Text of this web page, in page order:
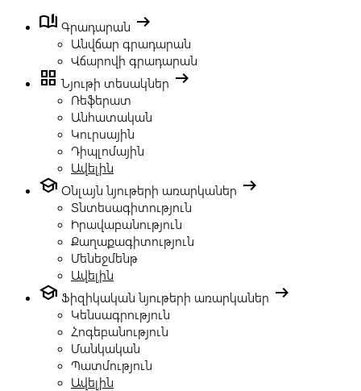
book_ribbon Գրադարան arrow_right_alt
Անվճար գրադարան
Վճարովի գրադարան
grid_view Նյութի տեսակներ arrow_right_alt
Ռեֆերատ
Անհատական
Կուրսային
Դիպլոմային
Ավելին
school Օնլայն նյութերի առարկաներ arrow_right_alt
Տնտեսագիտություն
Իրավաբանություն
Քաղաքագիտություն
Մենեջմենթ
Ավելին
school Ֆիզիկական նյութերի առարկաներ arrow_right_alt
Կենսագրություն
Հոգեբանություն
Մանկական
Պատմություն
Ավելին